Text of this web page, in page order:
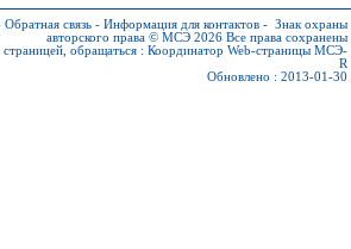
Обратная связь - Информация для контактов - Знак охраны
авторского права © МСЭ 2026 Все права сохранены
обращаться : Координатор Web-страницы МСЭ-
R
Обновлено : 2013-01-30